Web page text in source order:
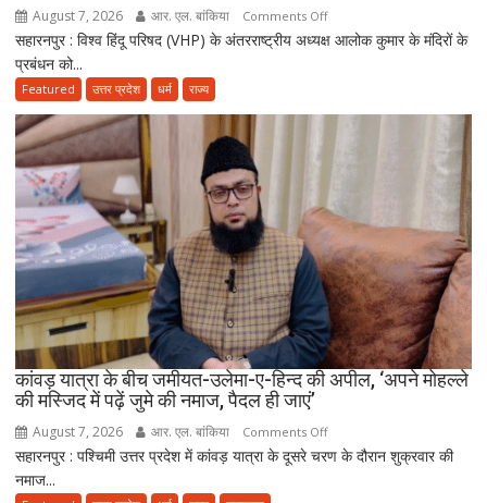
August 7, 2026 आर. एल. बांकिया Comments Offon
VHP
बयान
पर
मुस्लिम
धर्मगुरुओं
की
आपत्ति,
मौलाना
राशिद
सिद्दीकी
ने
सहारनपुर : विश्व हिंदू परिषद (VHP) के अंतरराष्ट्रीय अध्यक्ष आलोक कुमार के मंदिरों के
प्रबंधन को...
Featured उत्तर प्रदेश धर्म राज्य
कांवड़ यात्रा के बीच जमीयत-उलेमा-ए-हिन्द की अपील, ‘अपने मोहल्ले
की मस्जिद में पढ़ें जुमे की नमाज, पैदल ही जाएं’
August 7, 2026 आर. एल. बांकिया Comments Offon
कांवड़
सहारनपुर : पश्चिमी उत्तर प्रदेश में कांवड़ यात्रा के दूसरे चरण के दौरान शुक्रवार की
नमाज...